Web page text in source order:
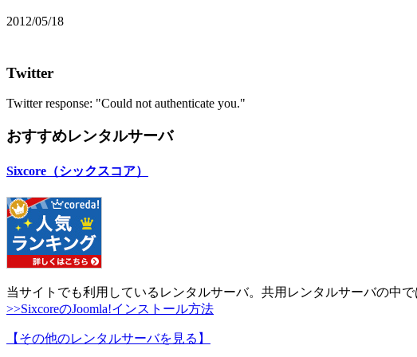
2012/05/18
Twitter
Twitter response: "Could not authenticate you."
おすすめレンタルサーバ
Sixcore（シックスコア）
当サイトでも利用しているレンタルサーバ。共用レンタルサーバの中
>>SixcoreのJoomla!インストール方法
【その他のレンタルサーバを見る 】